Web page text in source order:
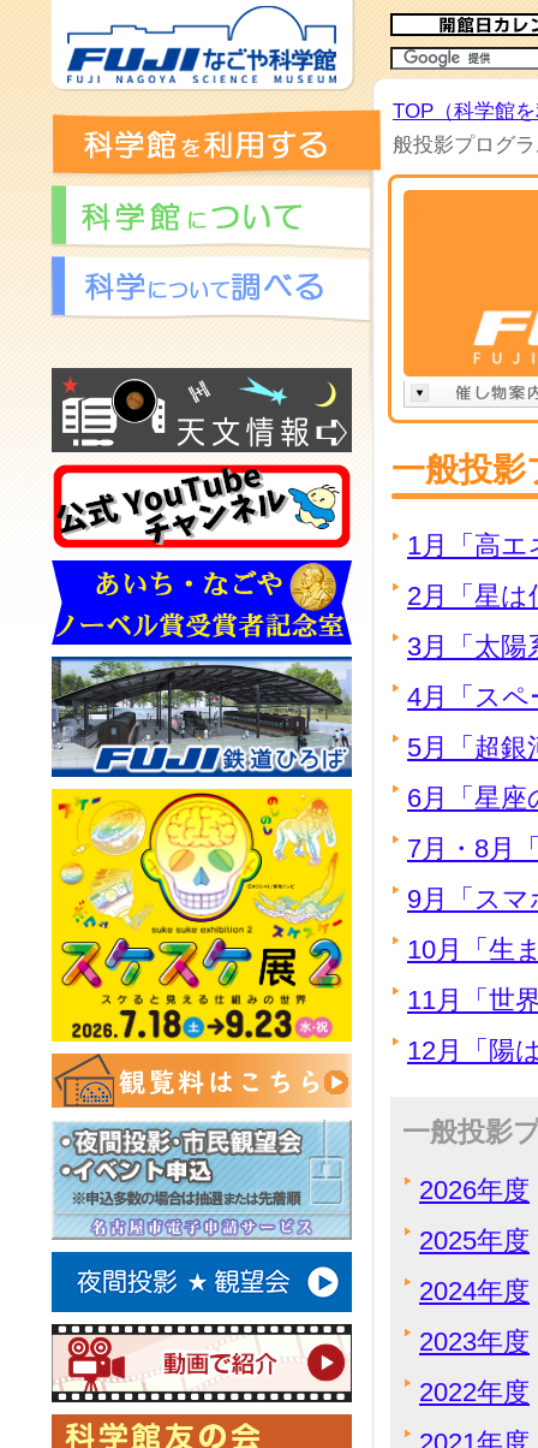
TOP（科学館
般投影プログ
一般投
1月「高エ
2月「星は
3月「太陽
4月「スペ
5月「超銀
6月「星座
7月・8月
9月「ス
10月「生
11月「世
12月「陽
一般投影
2026年度
2025年度
2024年度
2023年度
2022年度